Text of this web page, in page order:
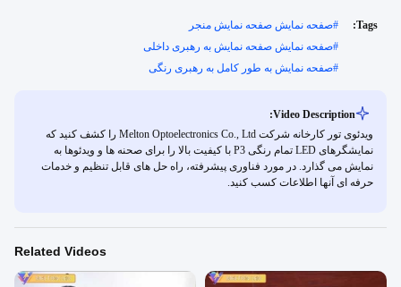
Tags:
#صفحه نمایش صفحه نمایش منجر
#صفحه نمایش صفحه نمایش به رهبری داخلی
#صفحه نمایش به طور کامل به رهبری رنگی
Video Description:
ویدئوی تور کارخانه شرکت Melton Optoelectronics Co., Ltd را کشف کنید که
نمایشگرهای LED تمام رنگی P3 با کیفیت بالا را برای صحنه ها و ویدئوها به
نمایش می گذارد. در مورد فناوری پیشرفته، راه حل های قابل تنظیم و خدمات
حرفه ای آنها اطلاعات کسب کنید.
Related Videos